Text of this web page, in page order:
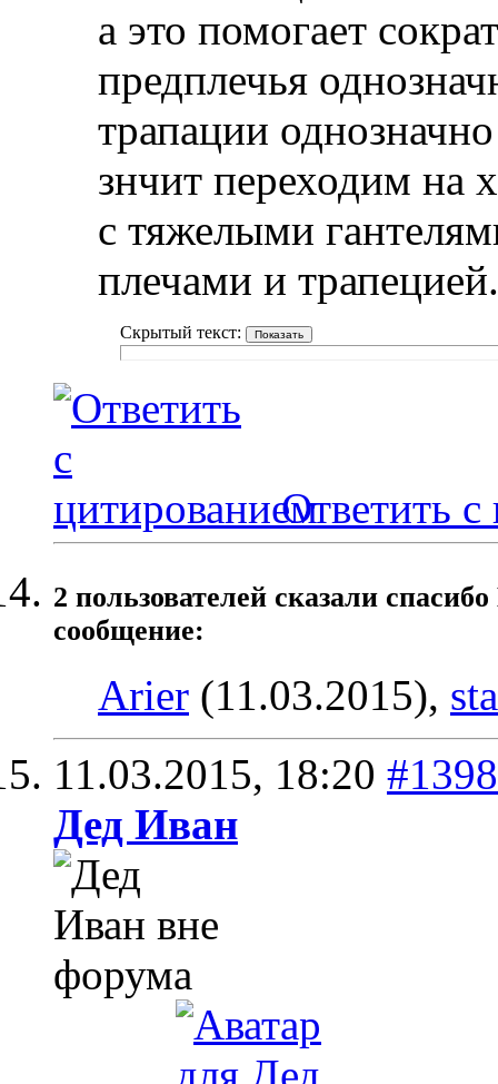
а это помогает
предплечья
трапации
знчит переходим на
с тяжелыми
плечами и трапецией.
Скрытый текст:
Ответить с
2 пользователей сказали
сообщение:
Arier (11.03.2015),
11.03.2015, 18:20 #1398
Дед Иван